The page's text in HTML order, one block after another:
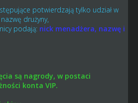
potwierdzają tylko udział w
drużyny,
podają: nick menadżera, nazwę i
są nagrody, w postaci
konta VIP.